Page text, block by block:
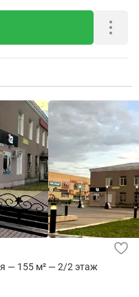
— 155 м² — 2/2 этаж